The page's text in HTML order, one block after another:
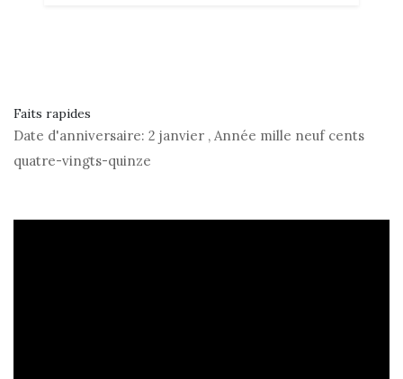
Faits rapides
Date d'anniversaire: 2 janvier , Année mille neuf cents
quatre-vingts-quinze